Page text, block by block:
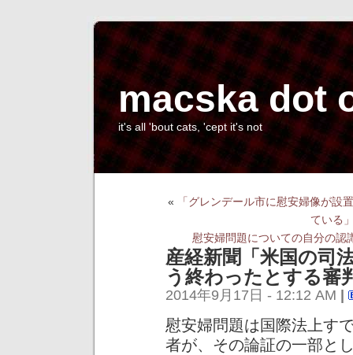
macska dot
it's all 'bout cats, 'cept it's not
«
「グレンデール市に慰安婦像が設
ている
慰安婦問題についての自分の認
産経新聞「米国の司
う終わったとする審
2014年9月17日 - 12:12 AM
慰安婦問題は国際法上す
者が、その論証の一部と